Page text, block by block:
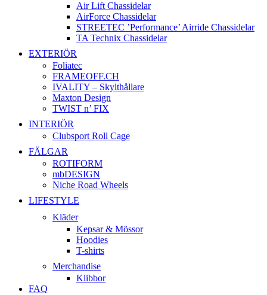
Air Lift Chassidelar
AirForce Chassidelar
STREETEC ’Performance’ Airride Chassidelar
TA Technix Chassidelar
EXTERIÖR
Foliatec
FRAMEOFF.CH
IVALITY – Skylthållare
Maxton Design
TWIST n’ FIX
INTERIÖR
Clubsport Roll Cage
FÄLGAR
ROTIFORM
mbDESIGN
Niche Road Wheels
LIFESTYLE
Kläder
Kepsar & Mössor
Hoodies
T-shirts
Merchandise
Klibbor
FAQ